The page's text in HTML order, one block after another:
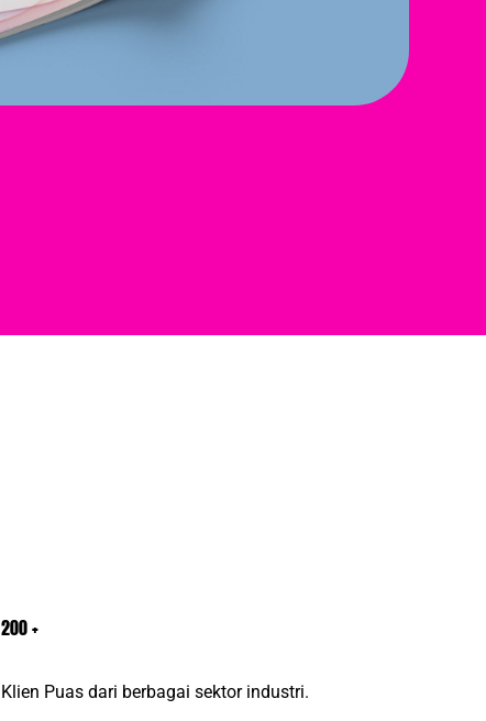
200+
Klien Puas dari berbagai sektor industri.